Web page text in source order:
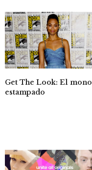
Get The Look: El mono
estampado